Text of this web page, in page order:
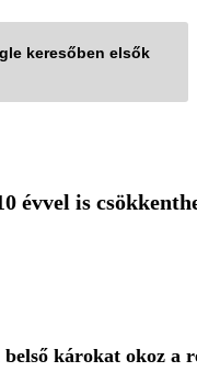
keresőben elsők
évvel is
belső károkat okoz a